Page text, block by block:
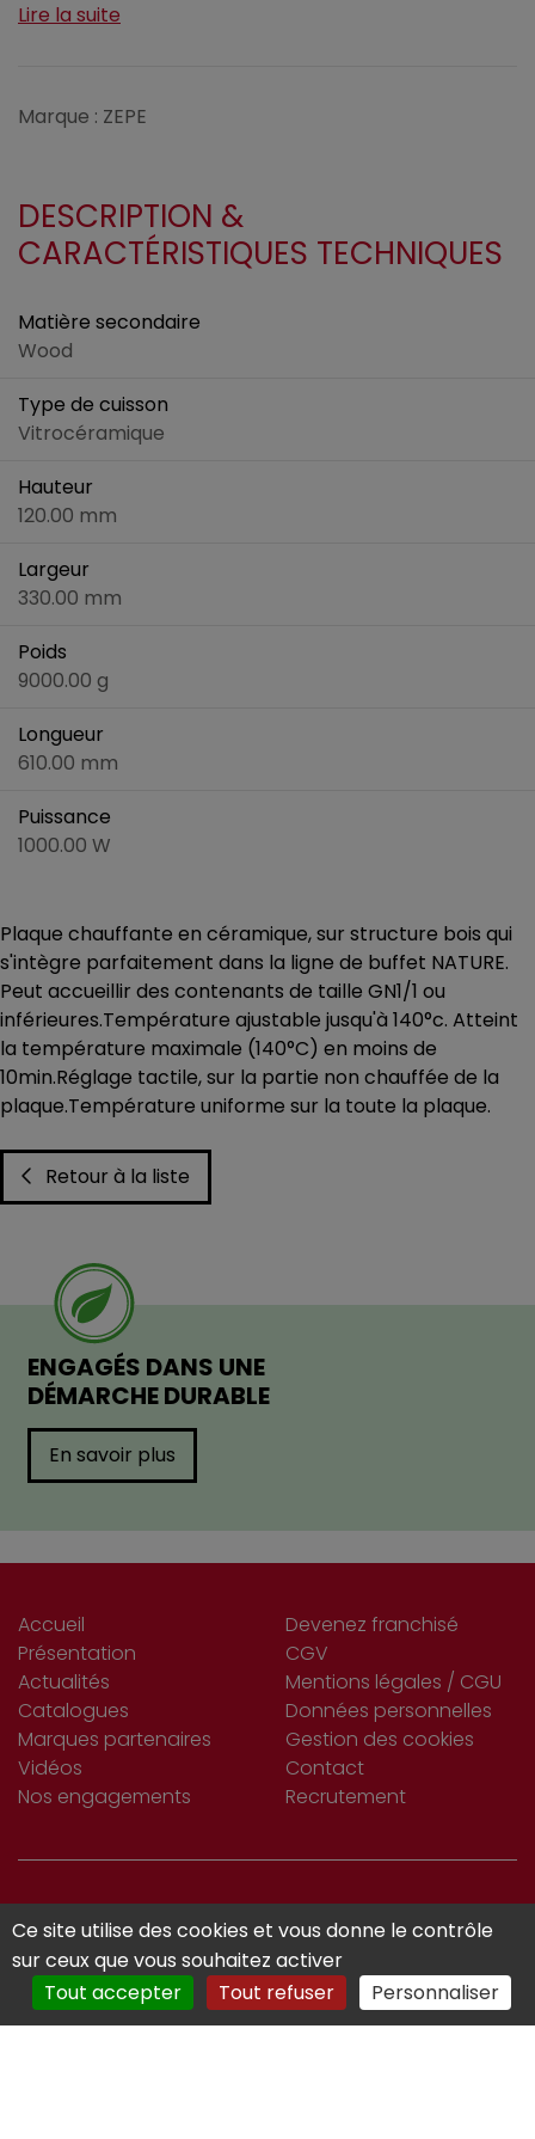
Lire la suite
Marque : ZEPE
DESCRIPTION &
CARACTÉRISTIQUES TECHNIQUES
Matière secondaire
Wood
Type de cuisson
Vitrocéramique
Hauteur
120.00 mm
Largeur
330.00 mm
Poids
9000.00 g
Longueur
610.00 mm
Puissance
1000.00 W
Plaque chauffante en céramique, sur structure bois qui
s'intègre parfaitement dans la ligne de buffet NATURE.
Peut accueillir des contenants de taille GN1/1 ou
inférieures.Température ajustable jusqu'à 140°c. Atteint
la température maximale (140°C) en moins de
10min.Réglage tactile, sur la partie non chauffée de la
plaque.Température uniforme sur la toute la plaque.
Retour à la liste
ENGAGÉS DANS UNE
DÉMARCHE DURABLE
En savoir plus
Accueil
Présentation
Actualités
Catalogues
Marques partenaires
Vidéos
Nos engagements
Devenez franchisé
CGV
Mentions légales / CGU
Données personnelles
Gestion des cookies
Contact
Recrutement
S’INSCRIRE
À LA NEWSLETTER
Je m'abonne
Ce site utilise des cookies et vous donne le contrôle
sur ceux que vous souhaitez activer
Tout accepter
Tout refuser Personnaliser